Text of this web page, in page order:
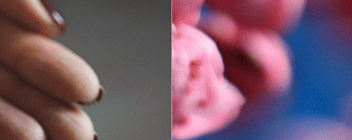
ACCUEIL
INFOS PRATIQUES
Horaires des messes
Nous situer
Notre équipe
Le projet pastoral
Conseils de Fabrique